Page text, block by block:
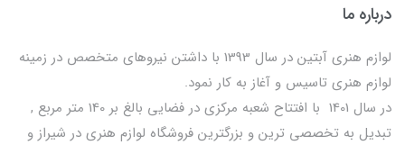
درباره ما
لوازم هنری آبتین در سال 1393 با داشتن نیروهای متخصص در زمینه
لوازم هنری تاسیس و آغاز به کار نمود.
در سال 1401 با افتتاح شعبه مرکزی در فضایی بالغ بر 140 متر مربع ,
تبدیل به تخصصی ترین و بزرگترین فروشگاه لوازم هنری در شیراز و